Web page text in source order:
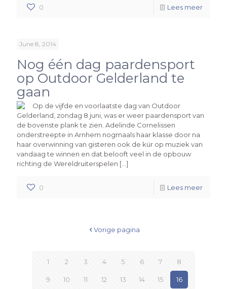
0 Lees meer
June 8, 2014
Nog één dag paardensport
op Outdoor Gelderland te
gaan
Op de vijfde en voorlaatste dag van Outdoor
Gelderland, zondag 8 juni, was er weer paardensport van
de bovenste plank te zien. Adelinde Cornelissen
onderstreepte in Arnhem nogmaals haar klasse door na
haar overwinning van gisteren ook de kür op muziek van
vandaag te winnen en dat belooft veel in de opbouw
richting de Wereldruiterspelen […]
0 Lees meer
Vorige pagina
1 2 3 4 5 6 7 8
9 10 11 12 13 14 15 16